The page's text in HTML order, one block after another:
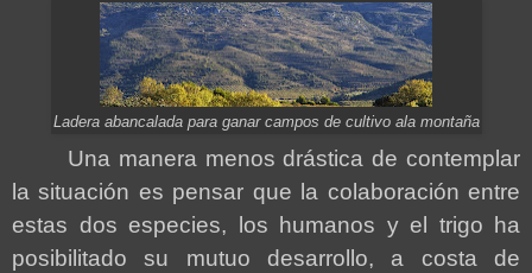
Ladera abancalada para ganar campos de cultivo ala montaña
Una manera menos drástica de contemplar
la situación es pensar que la colaboración entre
estas dos especies, los humanos y el trigo ha
posibilitado su mutuo desarrollo, a costa de